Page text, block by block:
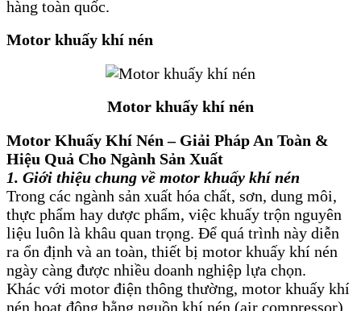
hàng toàn quốc.
Motor khuấy khí nén
Motor khuấy khí nén
Motor Khuấy Khí Nén – Giải Pháp An Toàn &
Hiệu Quả Cho Ngành Sản Xuất
1. Giới thiệu chung về motor khuấy khí nén
Trong các ngành sản xuất hóa chất, sơn, dung môi,
thực phẩm hay dược phẩm, việc khuấy trộn nguyên
liệu luôn là khâu quan trọng. Để quá trình này diễn
ra ổn định và an toàn, thiết bị motor khuấy khí nén
ngày càng được nhiều doanh nghiệp lựa chọn.
Khác với motor điện thông thường, motor khuấy khí
nén hoạt động bằng nguồn khí nén (air compressor),